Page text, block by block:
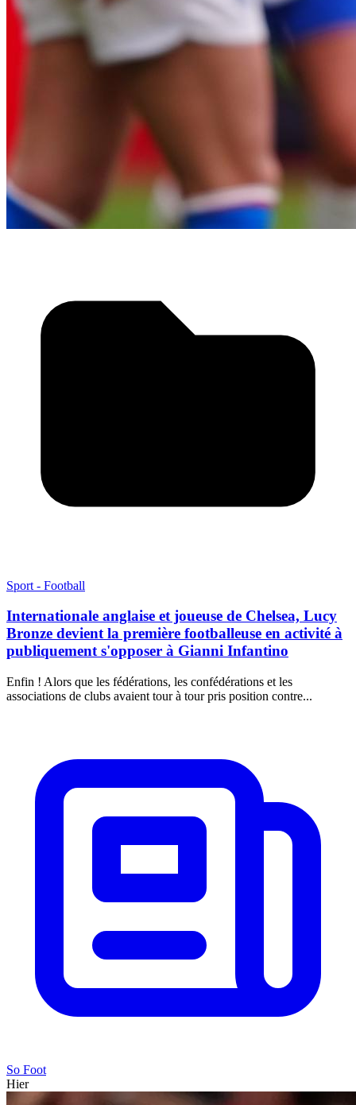
Sport - Football
Internationale anglaise et joueuse de Chelsea, Lucy
Bronze devient la première footballeuse en activité à
publiquement s'opposer à Gianni Infantino
Enfin ! Alors que les fédérations, les confédérations et les
associations de clubs avaient tour à tour pris position contre...
So Foot
Hier